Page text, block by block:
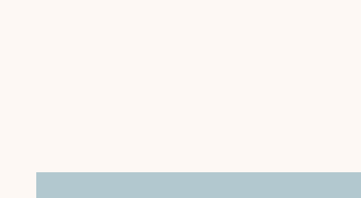
Адрес: 350037, г. Краснодар,